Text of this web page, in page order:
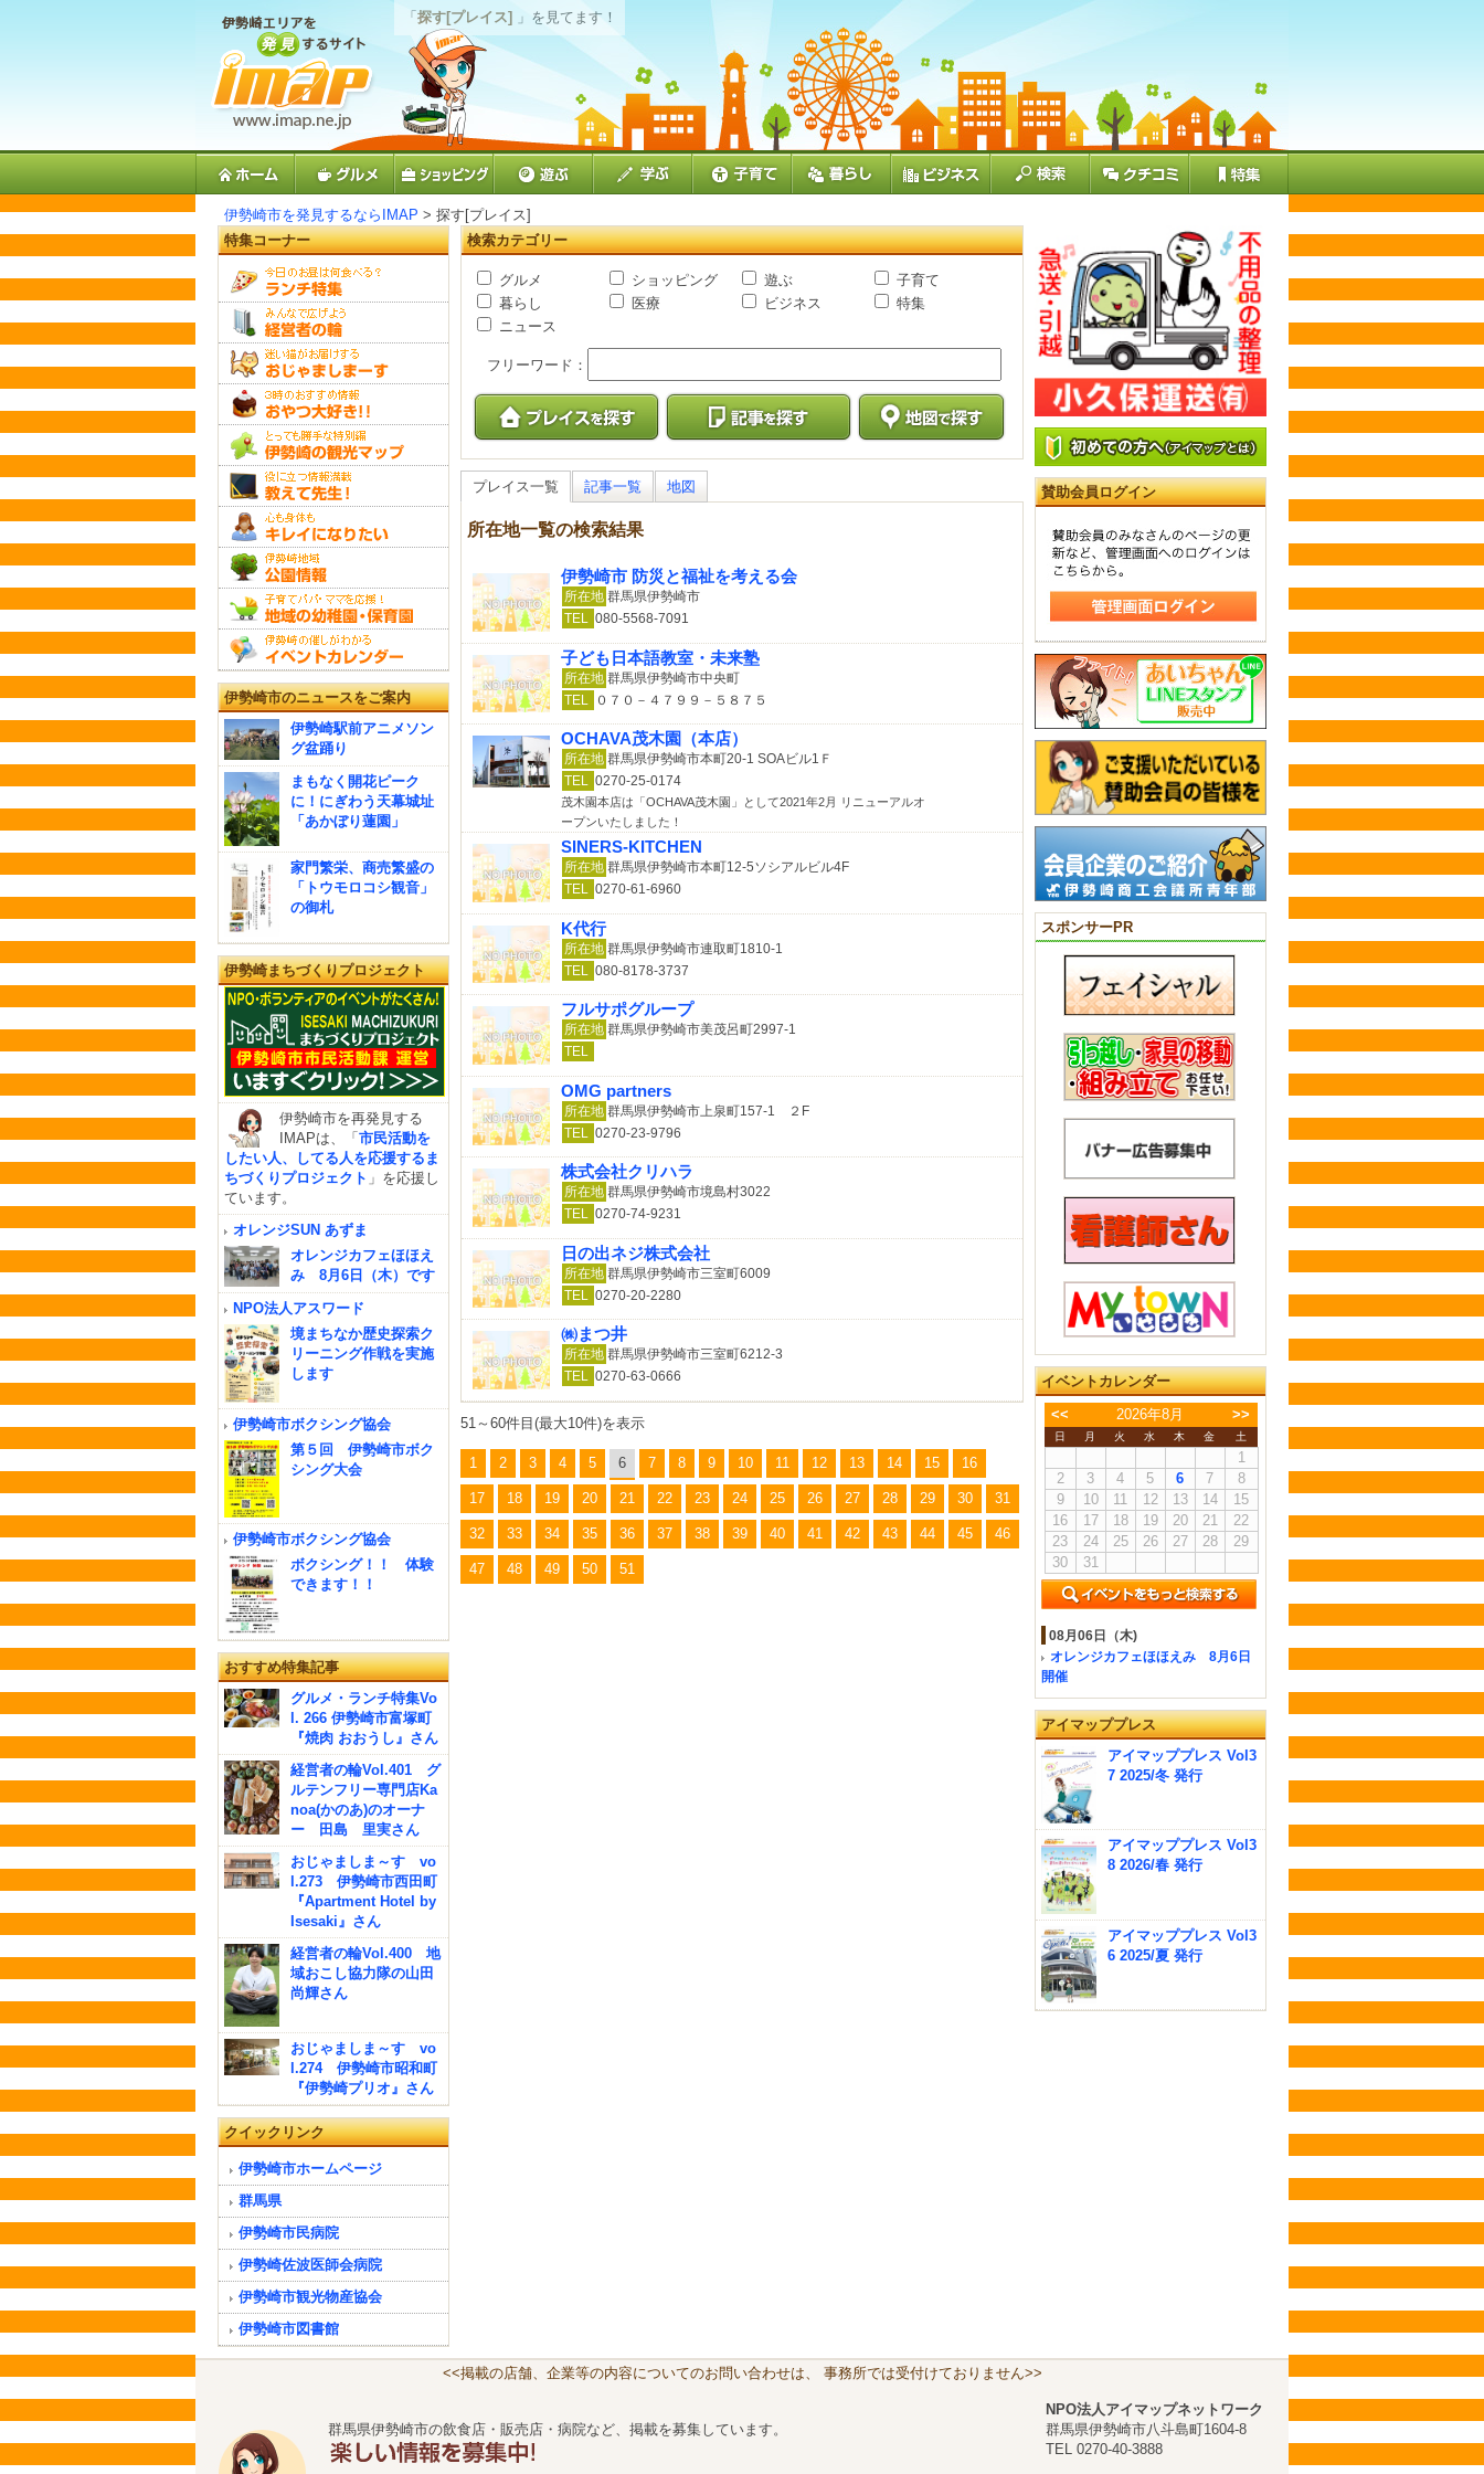
「探す[プレイス] 」を見てます！
伊勢崎市を発見するならIMAP > 探す[プレイス]
検索カテゴリー
グルメ ショッピング 遊ぶ
子育て
暮らし
医療 ビジネス
特集
ニュース
フリーワード：
プレイス一覧 記事一覧 地図
所在地一覧の検索結果
伊勢崎市 防災と福祉を考える会
所在地 群馬県伊勢崎市
TEL 080-5568-7091
子ども日本語教室・未来塾
所在地 群馬県伊勢崎市中央町
TEL
０７０－４７９９－５８７５
OCHAVA茂木園（本店）
所在地 群馬県伊勢崎市本町20-1 SOAビル1Ｆ
TEL 0270-25-0174
茂木園本店は「OCHAVA茂木園」として2021年2月 リニューアルオ
ープンいたしました！
SINERS-KITCHEN
所在地 群馬県伊勢崎市本町12-5ソシアルビル4F
TEL 0270-61-6960
K代行
所在地 群馬県伊勢崎市連取町1810-1
TEL
080-8178-3737
フルサポグループ
所在地 群馬県伊勢崎市美茂呂町2997-1
TEL
OMG partners
所在地 群馬県伊勢崎市上泉町157-1 ２F
TEL
0270-23-9796
株式会社クリハラ
所在地 群馬県伊勢崎市境島村3022
TEL 0270-74-9231
日の出ネジ株式会社
所在地 群馬県伊勢崎市三室町6009
TEL
0270-20-2280
㈱まつ井
所在地 群馬県伊勢崎市三室町6212-3
TEL 0270-63-0666
51～60件目(最大10件)を表示
1 2 3 4 5 6 7 8 9 10 11 12 13 14 15 16
17 18 19 20 21 22 23 24 25 26 27 28 29 30 31
32 33 34 35 36 37 38 39 40 41 42 43 44 45 46
47 48 49 50 51
特集コーナー
伊勢崎市のニュースをご案内
伊勢崎駅前アニメソン
グ盆踊り
まもなく開花ピーク
に！にぎわう天幕城址
「あかぼり蓮園」
家門繁栄、商売繁盛の
「トウモロコシ観音」
の御札
伊勢崎まちづくりプロジェクト
伊勢崎市を再発見する
IMAPは、「市民活動を
したい人、してる人を応援するま
ちづくりプロジェクト 」を応援し
ています。
オレンジSUN あずま
オレンジカフェほほえ
み 8月6日（木）です
NPO法人アスワード
境まちなか歴史探索ク
リーニング作戦を実施
します
伊勢崎市ボクシング協会
第５回 伊勢崎市ボク
シング大会
伊勢崎市ボクシング協会
ボクシング！！ 体験
できます！！
おすすめ特集記事
グルメ・ランチ特集Vo
l. 266 伊勢崎市富塚町
『焼肉 おおうし』さん
経営者の輪Vol.401 グ
ルテンフリー専門店Ka
noa(かのあ)のオーナ
ー 田島 里実さん
おじゃましま～す vo
l.273 伊勢崎市西田町
『Apartment Hotel by
Isesaki』さん
経営者の輪Vol.400 地
域おこし協力隊の山田
尚輝さん
おじゃましま～す vo
l.274 伊勢崎市昭和町
『伊勢崎プリオ』さん
クイックリンク
伊勢崎市ホームページ
群馬県
伊勢崎市民病院
伊勢崎佐波医師会病院
伊勢崎市観光物産協会
伊勢崎市図書館
賛助会員ログイン
スポンサーPR
イベントカレンダー
<<
2026年8月 >>
日 月 火 水 木 金 土
1
2
3 4 5 6 7
8
9
10 11 12 13 14
15
16
17 18 19 20 21
22
23
24 25 26 27 28
29
30
31
08月06日（木)
オレンジカフェほほえみ 8月6日
開催
アイマッププレス
アイマッププレス Vol3
7 2025/冬 発行
アイマッププレス Vol3
8 2026/春 発行
アイマッププレス Vol3
6 2025/夏 発行
<<掲載の店舗、企業等の内容についてのお問い合わせは、 事務所では受付けておりません>>
群馬県伊勢崎市の飲食店・販売店・病院など、掲載を募集しています。
NPO法人アイマップネットワーク
群馬県伊勢崎市八斗島町1604-8
TEL 0270-40-3888